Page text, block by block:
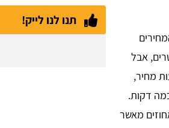
אבל
מחיר,
דקות.
מאשר
תנו לנו לייק!